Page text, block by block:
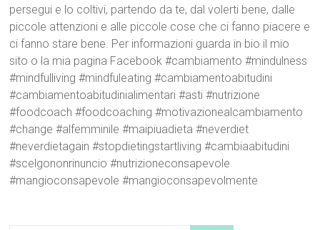
persegui e lo coltivi, partendo da te, dal volerti bene, dalle
piccole attenzioni e alle piccole cose che ci fanno piacere e
ci fanno stare bene. Per informazioni guarda in bio il mio
sito o la mia pagina Facebook #cambiamento #mindulness
#mindfulliving #mindfuleating #cambiamentoabitudini
#cambiamentoabitudinialimentari #asti #nutrizione
#foodcoach #foodcoaching #motivazionealcambiamento
#change #alfemminile #maipiuadieta #neverdiet
#neverdietagain #stopdietingstartliving #cambiaabitudini
#scelgononrinuncio #nutrizioneconsapevole
#mangioconsapevole #mangioconsapevolmente